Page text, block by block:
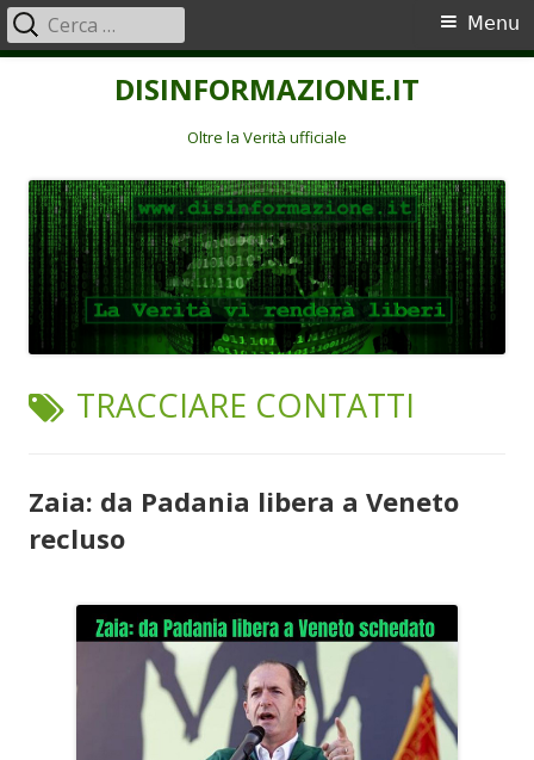
DISINFORMAZIONE.IT
Oltre la Verità ufficiale
Menu
principale
Menu
Ricerca
per:
TAG:
TRACCIARE CONTATTI
Zaia: da Padania libera a Veneto
recluso